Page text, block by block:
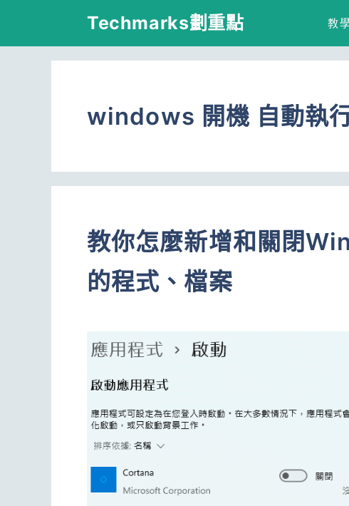
Techmarks劃重點 教
windows 開機 自動執
教你怎麼新增和關閉
的程式、檔案